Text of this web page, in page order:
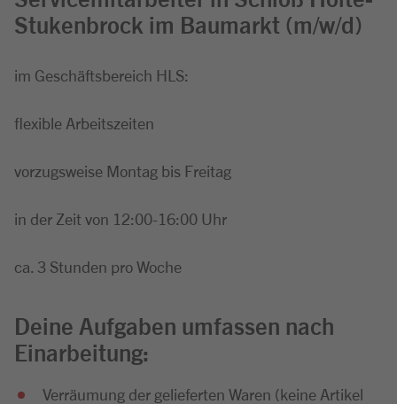
Stukenbrock im Baumarkt (m/w/d)
im Geschäftsbereich HLS:
flexible Arbeitszeiten
vorzugsweise Montag bis Freitag
in der Zeit von 12:00-16:00 Uhr
ca. 3 Stunden pro Woche
Deine Aufgaben umfassen nach
Einarbeitung:
Verräumung der gelieferten Waren (keine Artikel